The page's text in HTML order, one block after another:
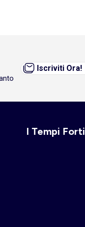
Iscriviti Ora!
I Tempi Forti